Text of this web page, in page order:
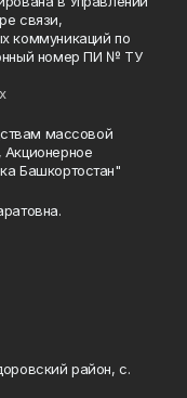
связи,
коммуникаций по
номер ПИ № ТУ
массовой
Башкортостан"
район, с.